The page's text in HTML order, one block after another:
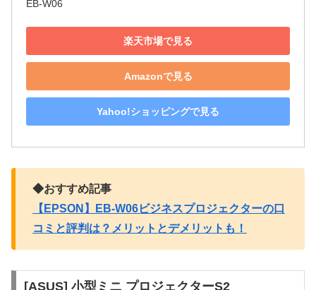
EB-W06
楽天市場で見る
Amazonで見る
Yahoo!ショッピングで見る
◆おすすめ記事
【EPSON】EB-W06ビジネスプロジェクターの口
コミと評判は？メリットとデメリットも！
[ASUS] 小型ミニ プロジェクターS2